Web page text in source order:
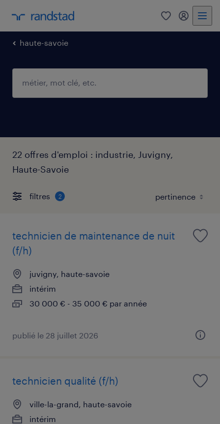
0 mon
haute-savoie
22 offres d'emploi : industrie, Juvigny,
Haute-Savoie
filtres 2
technicien de maintenance de nuit
(f/h)
juvigny, haute-savoie
intérim
30 000 € - 35 000 € par année
publié le 28 juillet 2026
technicien qualité (f/h)
ville-la-grand, haute-savoie
intérim